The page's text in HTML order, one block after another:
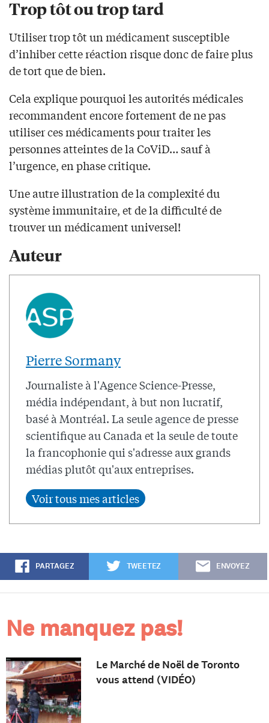
Trop tôt ou trop tard
Utiliser trop tôt un médicament susceptible
d’inhiber cette réaction risque donc de faire plus
de tort que de bien.
Cela explique pourquoi les autorités médicales
recommandent encore fortement de ne pas
utiliser ces médicaments pour traiter les
personnes atteintes de la CoViD… sauf à
l’urgence, en phase critique.
Une autre illustration de la complexité du
système immunitaire, et de la difficulté de
trouver un médicament universel!
Auteur
Pierre Sormany
Journaliste à l'Agence Science-Presse,
média indépendant, à but non lucratif,
basé à Montréal. La seule agence de presse
scientifique au Canada et la seule de toute
la francophonie qui s'adresse aux grands
médias plutôt qu'aux entreprises.
PARTAGEZ TWEETEZ ENVOYEZ
Ne manquez pas!
Le Marché de Noël de Toronto
vous attend (VIDÉO)